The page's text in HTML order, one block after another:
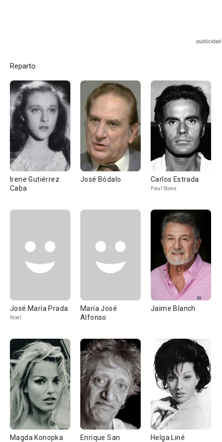
Reparto
Irene Gutiérrez
Caba
José Bódalo Carlos Estrada
Paul Stone
José María Prada
Noel
María José
Alfonso
Jaime Blanch
Magda Konopka
Enrique San
Helga Liné